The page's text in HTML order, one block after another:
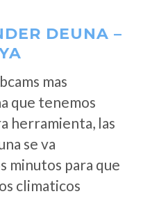
DEUNA –
mas
que tenemos
herramienta, las
se va
minutos para que
climaticos